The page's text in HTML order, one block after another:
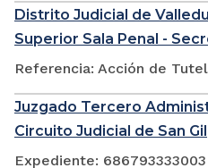
Distrito Judicial de
Superior Sala Penal -
Referencia: Acción de
Juzgado Tercero
Circuito Judicial de San Gil
Expediente: